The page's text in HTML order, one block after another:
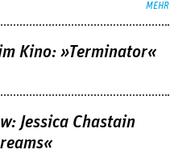
MEHR
Kino: »Terminator«
Jessica Chastain